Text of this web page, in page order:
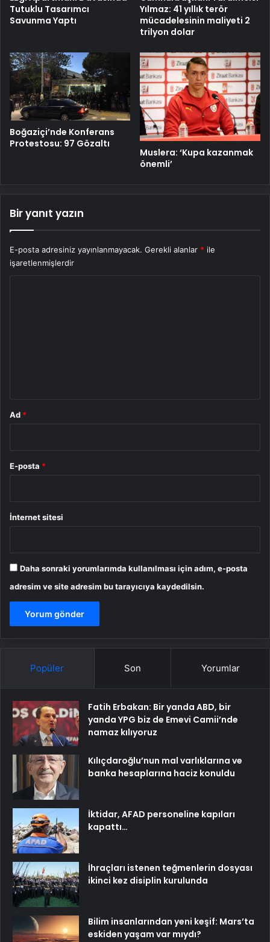
Tutuklu Tasarımcı
Savunma Yaptı
Yılmaz: 41 yıllık terör
mücadelesinin maliyeti 2
trilyon dolar
Boğaziçi’nde Konferans
Protestosu: 97 Gözaltı
Muslera: ‘Kupa kazanmak
önemli’
Bir yanıt yazın
E-posta adresiniz yayınlanmayacak. Gerekli alanlar * ile
işaretlenmişlerdir
Ad *
E-posta *
İnternet sitesi
Daha sonraki yorumlarımda kullanılması için adım, e-posta
adresim ve site adresim bu tarayıcıya kaydedilsin.
Popüler Son Yorumlar
Fatih Erbakan: Bir yanda ABD, bir
yanda YPG biz de Emevi Camii’nde
namaz kılıyoruz
Kılıçdaroğlu’nun mal varlıklarına ve
banka hesaplarına haciz konuldu
İktidar, AFAD personeline kapıları
kapattı…
İhraçları istenen teğmenlerin dosyası
ikinci kez disiplin kurulunda
Bilim insanlarından yeni keşif: Mars’ta
eskiden yaşam var mıydı?